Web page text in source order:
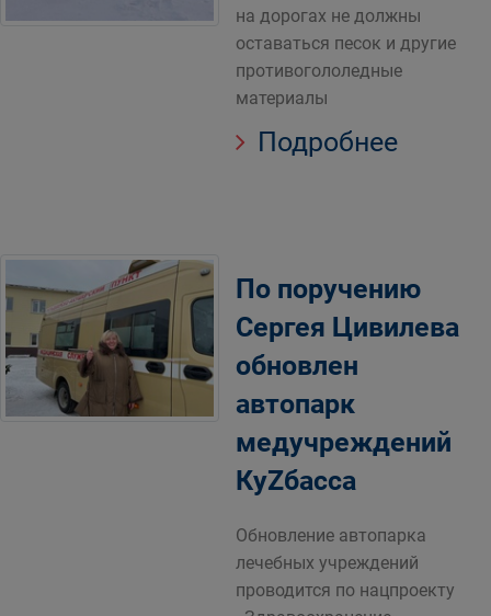
на дорогах не должны
оставаться песок и другие
противогололедные
материалы
Подробнее
По поручению
Сергея Цивилева
обновлен
автопарк
медучреждений
КуZбасса
Обновление автопарка
лечебных учреждений
проводится по нацпроекту